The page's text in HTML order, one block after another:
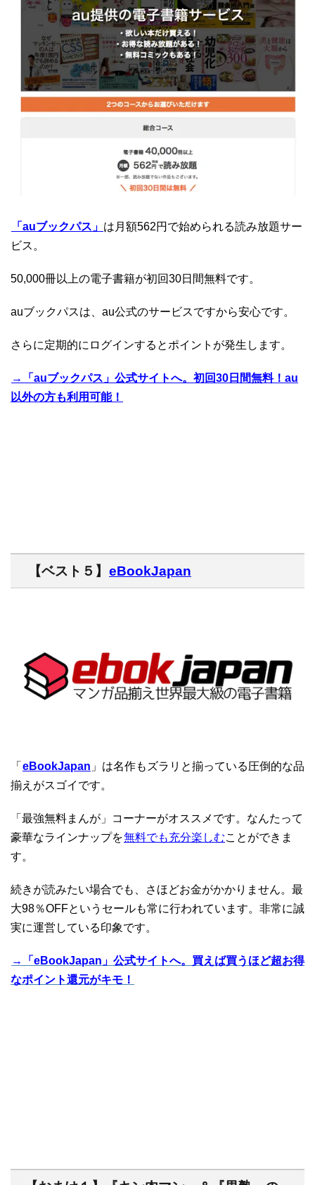
「auブックパス」 は月額562円で始められる読み放題サー
ビス。
50,000冊以上の電子書籍が初回30日間無料です。
auブックパスは、au公式のサービスですから安心です。
さらに定期的にログインするとポイントが発生します。
→「auブックパス」公式サイトへ。初回30日間無料！au
以外の方も利用可能！
【ベスト５】 eBookJapan
「 eBookJapan 」は名作もズラリと揃っている圧倒的な品
揃えがスゴイです。
「最強無料まんが」コーナーがオススメです。なんたって
豪華なラインナップを無料でも充分楽しむことができま
す。
続きが読みたい場合でも、さほどお金がかかりません。最
大98％OFFというセールも常に行われています。非常に誠
実に運営している印象です。
→「eBookJapan」公式サイトへ。買えば買うほど超お得
なポイント還元がキモ！